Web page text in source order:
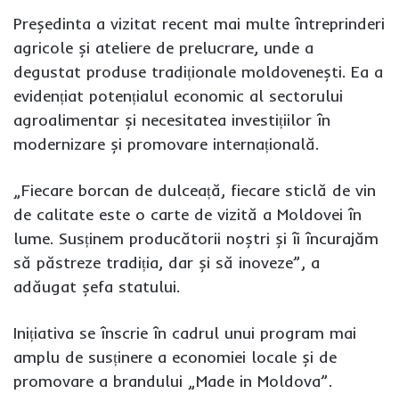
Președinta a vizitat recent mai multe întreprinderi
agricole și ateliere de prelucrare, unde a
degustat produse tradiționale moldovenești. Ea a
evidențiat potențialul economic al sectorului
agroalimentar și necesitatea investițiilor în
modernizare și promovare internațională.
„Fiecare borcan de dulceață, fiecare sticlă de vin
de calitate este o carte de vizită a Moldovei în
lume. Susținem producătorii noștri și îi încurajăm
să păstreze tradiția, dar și să inoveze”, a
adăugat șefa statului.
Inițiativa se înscrie în cadrul unui program mai
amplu de susținere a economiei locale și de
promovare a brandului „Made in Moldova”.